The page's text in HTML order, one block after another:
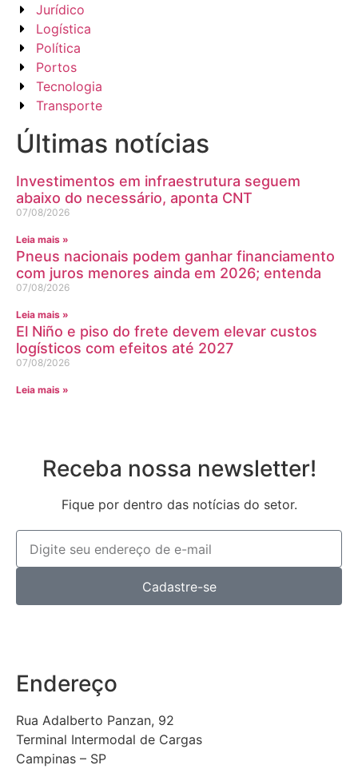
Jurídico
Logística
Política
Portos
Tecnologia
Transporte
Últimas notícias
Investimentos em infraestrutura seguem
abaixo do necessário, aponta CNT
07/08/2026
Leia mais »
Pneus nacionais podem ganhar financiamento
com juros menores ainda em 2026; entenda
07/08/2026
Leia mais »
El Niño e piso do frete devem elevar custos
logísticos com efeitos até 2027
07/08/2026
Leia mais »
Receba nossa newsletter!
Fique por dentro das notícias do setor.
Cadastre-se
Endereço
Rua Adalberto Panzan, 92
Terminal Intermodal de Cargas
Campinas – SP